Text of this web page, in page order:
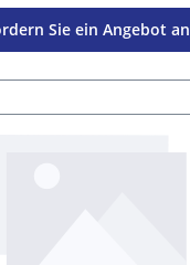
Sie ein Angebot an